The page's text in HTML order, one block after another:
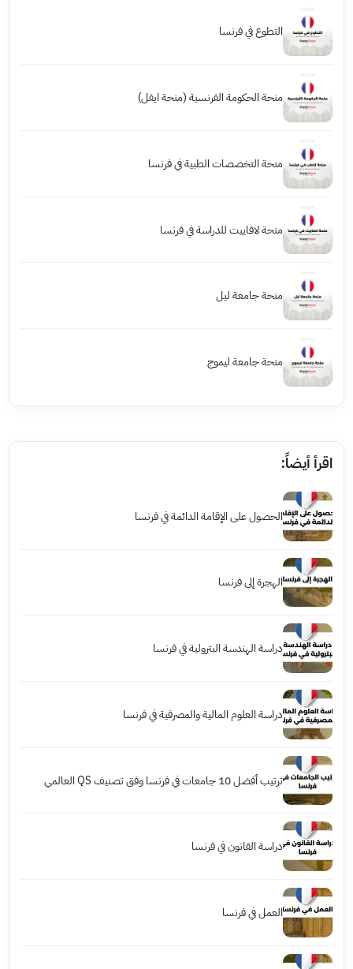
التطوع في فرنسا
منحة الحكومة الفرنسية (منحة ايفل)
منحة التخصصات الطبية في فرنسا
منحة لافاييت للدراسة في فرنسا
منحة جامعة ليل
منحة جامعة ليموج
اقرأ أيضاً:
الحصول على الإقامة الدائمة في فرنسا
الهجرة إلى فرنسا
دراسة الهندسة البترولية في فرنسا
دراسة العلوم المالية والمصرفية في فرنسا
ترتيب أفضل 10 جامعات في فرنسا وفق تصنيف QS العالمي
دراسة القانون في فرنسا
العمل في فرنسا